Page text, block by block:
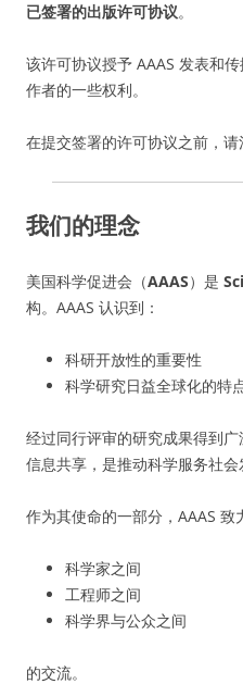
已签署的出版许可协议。
该许可协议授予 AAAS 发表和
作者的一些权利。
在提交签署的许可协议之前，请
我们的理念
美国科学促进会（AAAS）是
构。AAAS 认识到：
科研开放性的重要性
科学研究日益全球化的特
经过同行评审的研究成果得到
信息共享，是推动科学服务社会
作为其使命的一部分，AAAS 致
科学家之间
工程师之间
科学界与公众之间
的交流。